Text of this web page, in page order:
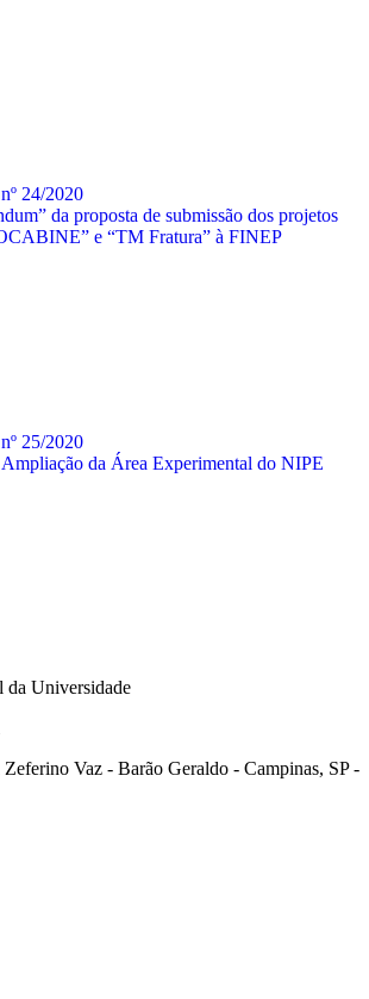
24/2020
da proposta de submissão dos projetos
e “TM Fratura” à FINEP
25/2020
da Área Experimental do NIPE
da Universidade
Vaz - Barão Geraldo - Campinas, SP -